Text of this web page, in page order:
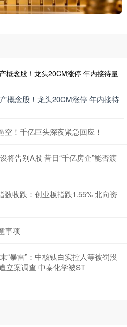
概念股！龙头20CM涨停 年内接待
空！千亿巨头深夜紧急回应！
将告别A股 昔日“千亿房企”能否渡
数收跌：创业板指跌1.55% 北向资
事项
“暴雷”：中核钛白实控人等被罚没
立案调查 中泰化学被ST